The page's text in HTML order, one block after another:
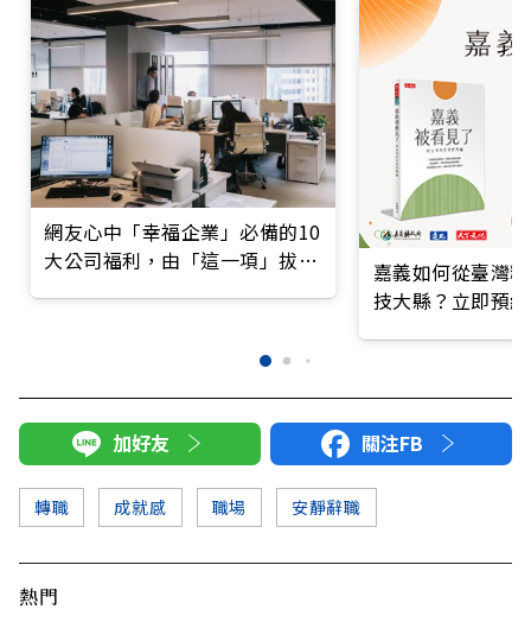
網友心中「幸福企業」必備的10
大公司福利，由「這一項」拔得
嘉義如何從臺灣
技大縣？立即預
加好友 關注FB
轉職 成就感 職場 安靜辭職
熱門